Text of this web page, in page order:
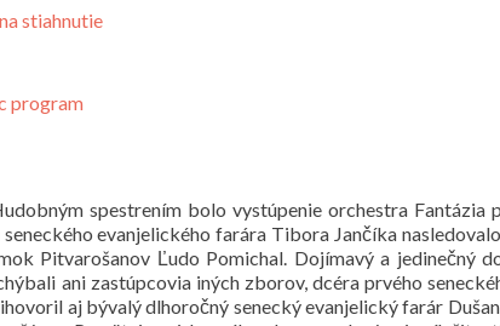
stiahnutie
program
spestrením bolo vystúpenie orchestra Fantázia
evanjelického farára Tibora Jančíka
Pitvarošanov Ľudo Pomichal. Dojímavý a jedinečný
ani zastúpcovia iných zborov, dcéra prvého
aj bývalý dlhoročný senecký evanjelický farár